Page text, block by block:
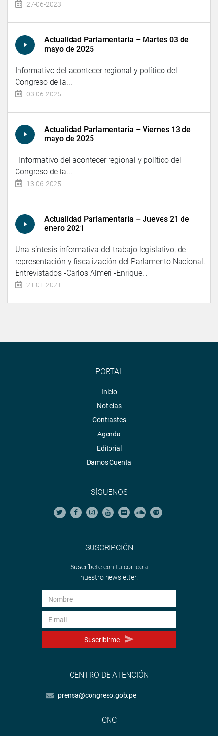
27-06-2023
Actualidad Parlamentaria – Martes 03 de
mayo de 2025
Informativo del acontecer regional y político del
Congreso de la...
03-06-2025
Actualidad Parlamentaria – Viernes 13 de
mayo de 2025
Informativo del acontecer regional y político del
Congreso de la...
13-06-2025
Actualidad Parlamentaria – Jueves 21 de
enero 2021
Una síntesis informativa del trabajo legislativo, de
representación y fiscalización del Parlamento Nacional.
Entrevistados -Carlos Almeri -Enrique...
21-01-2021
PORTAL
Inicio
Noticias
Contrastes
Agenda
Editorial
Damos Cuenta
SÍGUENOS
SUSCRIPCIÓN
Suscríbete con tu correo a
nuestro newsletter.
Suscribirme
CENTRO DE ATENCIÓN
prensa@congreso.gob.pe
CNC